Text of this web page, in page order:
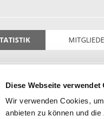
Diese Webseite verwendet
Wir verwenden Cookies,
anbieten zu können und